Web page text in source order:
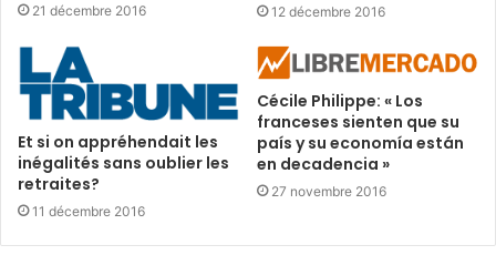
21 décembre 2016 12 décembre 2016
Et si on appréhendait les
inégalités sans oublier les
retraites?
11 décembre 2016
Cécile Philippe: « Los
franceses sienten que su
país y su economía están
en decadencia »
27 novembre 2016